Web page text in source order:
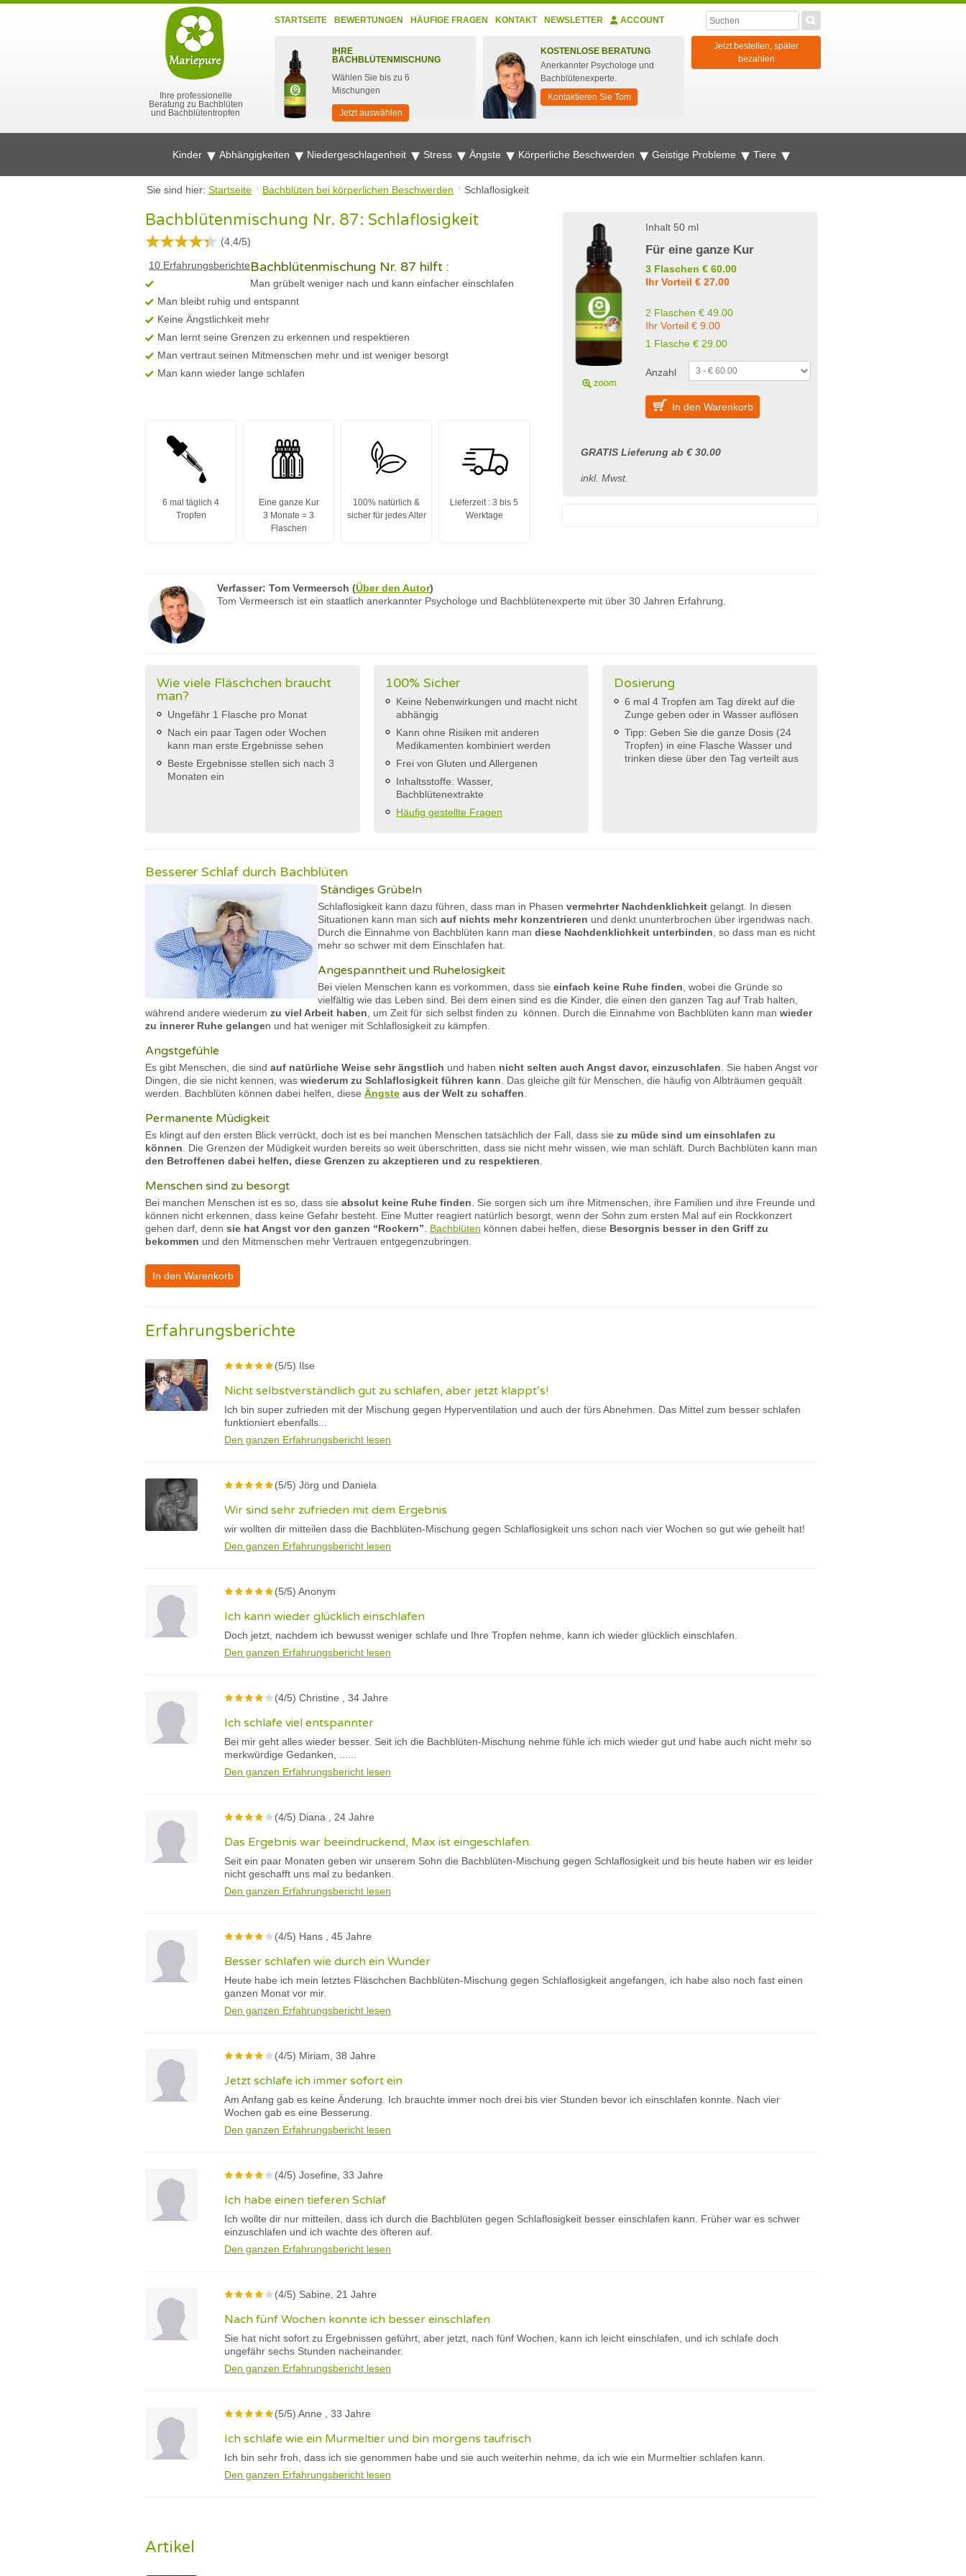
Ihre professionelle
Beratung zu Bachblüten
und Bachblütentropfen
STARTSEITE BEWERTUNGEN HÄUFIGE FRAGEN KONTAKT NEWSLETTER ACCOUNT
IHRE
BACHBLÜTENMISCHUNG
Wählen Sie bis zu 6
Mischungen
Jetzt auswählen
KOSTENLOSE BERATUNG
Anerkannter Psychologe und
Bachblütenexperte.
Kontaktieren Sie Tom
Jetzt bestellen, später
bezahlen
Kinder Abhängigkeiten Niedergeschlagenheit Stress Ängste Körperliche Beschwerden Geistige Probleme Tiere
Sie sind hier: Startseite Bachblüten bei körperlichen Beschwerden Schlaflosigkeit
Bachblütenmischung Nr. 87: Schlaflosigkeit
(4,4/5)
10 ErfahrungsberichteBachblütenmischung Nr. 87 hilft :
Man grübelt weniger nach und kann einfacher einschlafen
Man bleibt ruhig und entspannt
Keine Ängstlichkeit mehr
Man lernt seine Grenzen zu erkennen und respektieren
Man vertraut seinen Mitmenschen mehr und ist weniger besorgt
Man kann wieder lange schlafen
6 mal täglich 4
Tropfen
Eine ganze Kur
3 Monate = 3
Flaschen
100% natürlich &
sicher für jedes Alter
Lieferzeit : 3 bis 5
Werktage
Inhalt 50 ml
Für eine ganze Kur
3 Flaschen € 60.00
Ihr Vorteil € 27.00
2 Flaschen € 49.00
Ihr Vorteil € 9.00
1 Flasche € 29.00
Anzahl
In den Warenkorb
GRATIS Lieferung ab € 30.00
inkl. Mwst.
Verfasser: Tom Vermeersch (Über den Autor)
Tom Vermeersch ist ein staatlich anerkannter Psychologe und Bachblütenexperte mit über 30 Jahren Erfahrung.
Wie viele Fläschchen braucht
man?
Ungefähr 1 Flasche pro Monat
Nach ein paar Tagen oder Wochen
kann man erste Ergebnisse sehen
Beste Ergebnisse stellen sich nach 3
Monaten ein
100% Sicher
Keine Nebenwirkungen und macht nicht
abhängig
Kann ohne Risiken mit anderen
Medikamenten kombiniert werden
Frei von Gluten und Allergenen
Inhaltsstoffe: Wasser,
Bachblütenextrakte
Häufig gestellte Fragen
Dosierung
6 mal 4 Tropfen am Tag direkt auf die
Zunge geben oder in Wasser auflösen
Tipp: Geben Sie die ganze Dosis (24
Tropfen) in eine Flasche Wasser und
trinken diese über den Tag verteilt aus
Besserer Schlaf durch Bachblüten
Ständiges Grübeln
Schlaflosigkeit kann dazu führen, dass man in Phasen vermehrter Nachdenklichkeit gelangt. In diesen
Situationen kann man sich auf nichts mehr konzentrieren und denkt ununterbrochen über irgendwas nach.
Durch die Einnahme von Bachblüten kann man diese Nachdenklichkeit unterbinden , so dass man es nicht
mehr so schwer mit dem Einschlafen hat.
Angespanntheit und Ruhelosigkeit
Bei vielen Menschen kann es vorkommen, dass sie einfach keine Ruhe finden , wobei die Gründe so
vielfältig wie das Leben sind. Bei dem einen sind es die Kinder, die einen den ganzen Tag auf Trab halten,
während andere wiederum zu viel Arbeit haben , um Zeit für sich selbst finden zu können. Durch die Einnahme von Bachblüten kann man wieder
zu innerer Ruhe gelangen und hat weniger mit Schlaflosigkeit zu kämpfen.
Angstgefühle
Es gibt Menschen, die sind auf natürliche Weise sehr ängstlich und haben nicht selten auch Angst davor, einzuschlafen . Sie haben Angst vor
Dingen, die sie nicht kennen, was wiederum zu Schlaflosigkeit führen kann . Das gleiche gilt für Menschen, die häufig von Albträumen gequält
werden. Bachblüten können dabei helfen, diese Ängste aus der Welt zu schaffen
Permanente Müdigkeit
Es klingt auf den ersten Blick verrückt, doch ist es bei manchen Menschen tatsächlich der Fall, dass sie zu müde sind um einschlafen zu
können . Die Grenzen der Müdigkeit wurden bereits so weit überschritten, dass sie nicht mehr wissen, wie man schläft. Durch Bachblüten kann man
den Betroffenen dabei helfen, diese Grenzen zu akzeptieren und zu respektieren
Menschen sind zu besorgt
Bei manchen Menschen ist es so, dass sie absolut keine Ruhe finden . Sie sorgen sich um ihre Mitmenschen, ihre Familien und ihre Freunde und
können nicht erkennen, dass keine Gefahr besteht. Eine Mutter reagiert natürlich besorgt, wenn der Sohn zum ersten Mal auf ein Rockkonzert
gehen darf, denn sie hat Angst vor den ganzen “Rockern” Bachblüten können dabei helfen, diese Besorgnis besser in den Griff zu
bekommen und den Mitmenschen mehr Vertrauen entgegenzubringen.
In den Warenkorb
Erfahrungsberichte
(5/5) Ilse
Nicht selbstverständlich gut zu schlafen, aber jetzt klappt’s!
Ich bin super zufrieden mit der Mischung gegen Hyperventilation und auch der fürs Abnehmen. Das Mittel zum besser schlafen
funktioniert ebenfalls...
Den ganzen Erfahrungsbericht lesen
(5/5) Jörg und Daniela
Wir sind sehr zufrieden mit dem Ergebnis
wir wollten dir mitteilen dass die Bachblüten-Mischung gegen Schlaflosigkeit uns schon nach vier Wochen so gut wie geheilt hat!
Den ganzen Erfahrungsbericht lesen
(5/5) Anonym
Ich kann wieder glücklich einschlafen
Doch jetzt, nachdem ich bewusst weniger schlafe und Ihre Tropfen nehme, kann ich wieder glücklich einschlafen.
Den ganzen Erfahrungsbericht lesen
(4/5) Christine , 34 Jahre
Ich schlafe viel entspannter
Bei mir geht alles wieder besser. Seit ich die Bachblüten-Mischung nehme fühle ich mich wieder gut und habe auch nicht mehr so
merkwürdige Gedanken, ......
Den ganzen Erfahrungsbericht lesen
(4/5) Diana , 24 Jahre
Das Ergebnis war beeindruckend, Max ist eingeschlafen.
Seit ein paar Monaten geben wir unserem Sohn die Bachblüten-Mischung gegen Schlaflosigkeit und bis heute haben wir es leider
nicht geschafft uns mal zu bedanken.
Den ganzen Erfahrungsbericht lesen
(4/5) Hans , 45 Jahre
Besser schlafen wie durch ein Wunder
Heute habe ich mein letztes Fläschchen Bachblüten-Mischung gegen Schlaflosigkeit angefangen, ich habe also noch fast einen
ganzen Monat vor mir.
Den ganzen Erfahrungsbericht lesen
(4/5) Miriam, 38 Jahre
Jetzt schlafe ich immer sofort ein
Am Anfang gab es keine Änderung. Ich brauchte immer noch drei bis vier Stunden bevor ich einschlafen konnte. Nach vier
Wochen gab es eine Besserung.
Den ganzen Erfahrungsbericht lesen
(4/5) Josefine, 33 Jahre
Ich habe einen tieferen Schlaf
Ich wollte dir nur mitteilen, dass ich durch die Bachblüten gegen Schlaflosigkeit besser einschlafen kann. Früher war es schwer
einzuschlafen und ich wachte des öfteren auf.
Den ganzen Erfahrungsbericht lesen
(4/5) Sabine, 21 Jahre
Nach fünf Wochen konnte ich besser einschlafen
Sie hat nicht sofort zu Ergebnissen geführt, aber jetzt, nach fünf Wochen, kann ich leicht einschlafen, und ich schlafe doch
ungefähr sechs Stunden nacheinander.
Den ganzen Erfahrungsbericht lesen
(5/5) Anne , 33 Jahre
Ich schlafe wie ein Murmeltier und bin morgens taufrisch
Ich bin sehr froh, dass ich sie genommen habe und sie auch weiterhin nehme, da ich wie ein Murmeltier schlafen kann.
Den ganzen Erfahrungsbericht lesen
Artikel